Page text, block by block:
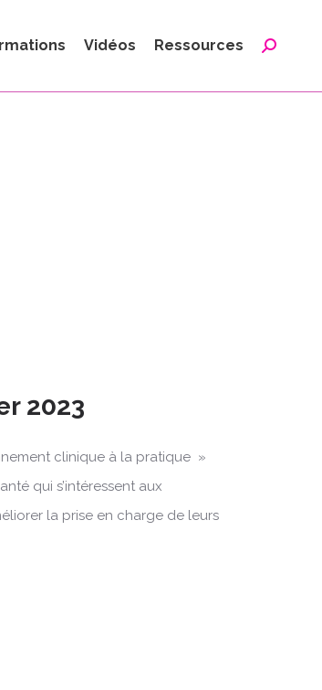
Vidéos Ressources
2023
clinique à la pratique »
qui s’intéressent aux
la prise en charge de leurs